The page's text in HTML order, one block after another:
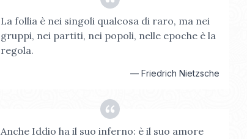
La follia è nei singoli qualcosa di raro, ma nei
gruppi, nei partiti, nei popoli, nelle epoche è la
regola.
— Friedrich Nietzsche
Anche Iddio ha il suo inferno: è il suo amore